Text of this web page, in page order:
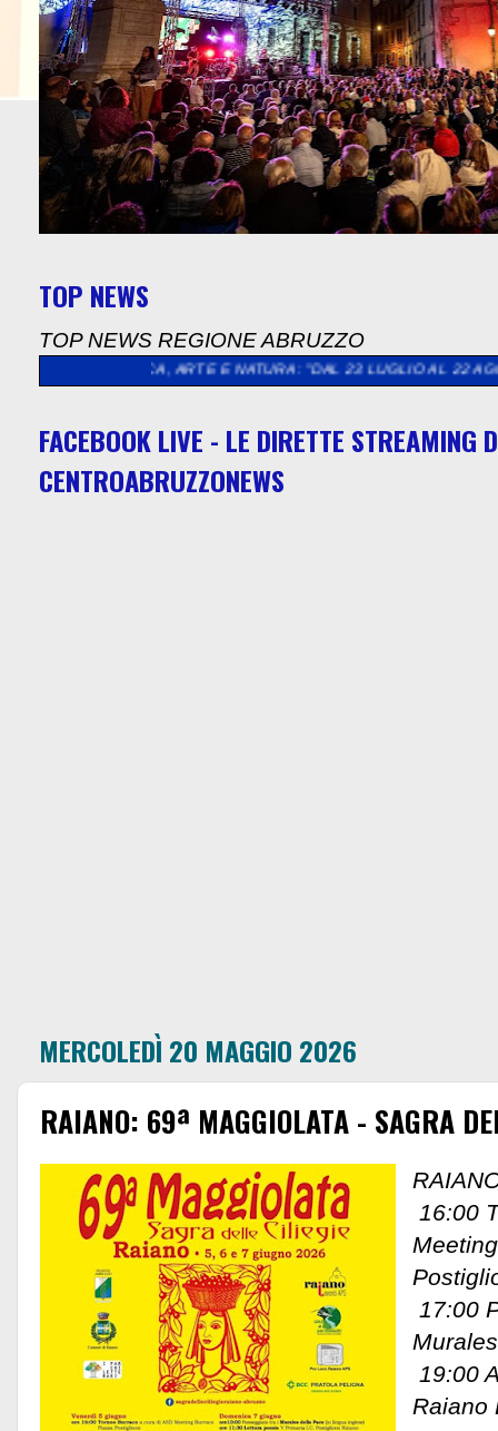
TOP NEWS
TOP NEWS REGIONE ABRUZZO
ARTE E NATURA: "DAL 23 LUGLIO AL 22 AGOSTO 2026
FACEBOOK LIVE - LE DIRETTE STREAMING
CENTROABRUZZONEWS
MERCOLEDÌ 20 MAGGIO 2026
RAIANO: 69ª MAGGIOLATA - SAGRA
16:00
17:00
19:00
Raiano